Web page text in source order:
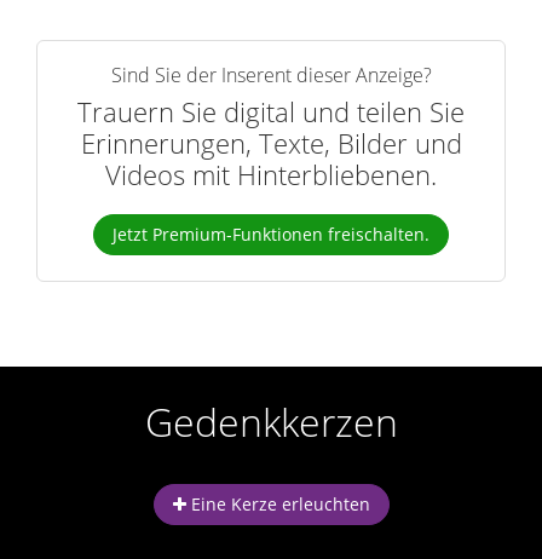
Sind Sie der Inserent dieser Anzeige?
Trauern Sie digital und teilen Sie
Erinnerungen, Texte, Bilder und
Videos mit Hinterbliebenen.
Jetzt Premium-Funktionen freischalten.
Gedenkkerzen
Eine Kerze erleuchten